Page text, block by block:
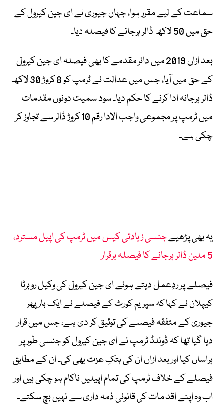
سماعت کے لیے مقرر ہوا، جہاں جیوری نے ای جین کیرول کے
حق میں 50 لاکھ ڈالر ہرجانے کا فیصلہ دیا۔
بعد ازاں 2019 میں دائر مقدمے کا بھی فیصلہ ای جین کیرول
کے حق میں آیا، جس میں عدالت نے ٹرمپ کو 8 کروڑ 30 لاکھ
ڈالر ہرجانہ ادا کرنے کا حکم دیا۔ سود سمیت دونوں مقدمات
میں ٹرمپ پر مجموعی واجب الادا رقم 10 کروڑ ڈالر سے تجاوز کر
چکی ہے۔
یہ بھی پڑھیےجنسی زیادتی کیس میں ٹرمپ کی اپیل مسترد،
5 ملین ڈالر ہرجانے کا فیصلہ برقرار
فیصلے پر ردِعمل دیتے ہوئے ای جین کیرول کی وکیل روبرٹا
کیپلان نے کہا کہ سپریم کورٹ کے فیصلے نے ایک بار پھر
جیوری کے متفقہ فیصلے کی توثیق کر دی ہے، جس میں قرار
دیا گیا تھا کہ ڈونلڈ ٹرمپ نے ای جین کیرول کو جنسی طور پر
ہراساں کیا اور بعد ازاں ان کی ہتکِ عزت بھی کی۔ ان کے مطابق
فیصلے کے خلاف ٹرمپ کی تمام اپیلیں ناکام ہو چکی ہیں اور
اب وہ اپنے اقدامات کی قانونی ذمہ داری سے نہیں بچ سکتے۔